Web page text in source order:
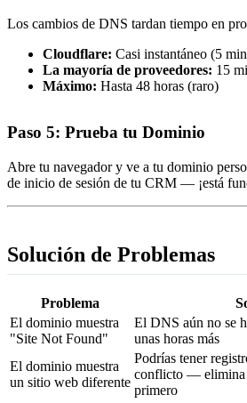
Los cambios de DNS tardan tiempo en
Cloudflare: Casi instantáneo (5
La mayoría de proveedores: 15
Máximo: Hasta 48 horas (raro)
Paso 5: Prueba tu Dominio
Abre tu navegador y ve a tu dominio
de inicio de sesión de tu CRM — ¡está
Solución de Problemas
Problema
El dominio muestra
"Site Not Found"
El DNS aún no se
unas horas más
El dominio muestra
un sitio web diferente
Podrías tener
conflicto — elimina
primero